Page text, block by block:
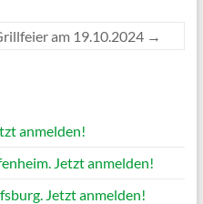
am 19.10.2024 →
anmelden!
Jetzt anmelden!
Jetzt anmelden!